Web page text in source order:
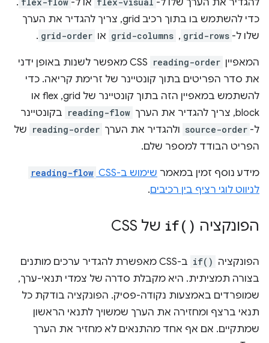
להגדיר את הערך שלו ל-
או ל-
.
כדי להשתמש בו בתוך רכיב grid, צריך להגדיר את הערך
שלו ל- grid-rows
,‏
grid-columns או grid-order
.
המאפיין reading-order
CSS מאפשר לשנות באופן ידני
את סדר הפריטים בתוך קונטיינר של זרימת קריאה. כדי
להשתמש במאפיין הזה בתוך קונטיינר של grid,‏ flex או
block, צריך להגדיר את הערך
reading-flow בקונטיינר
ל- source-order ולהגדיר את הערך reading-order של
הפריט הבודד למספר שלם.
מידע נוסף זמין במאמר שימוש ב-CSS reading-flow
לניווט לוגי רציף בין רכיבים.
הפונקציה if( ) של CSS
הפונקציה if()
ב-CSS מאפשרת להגדיר ערכים מותנים
בצורה תמציתית. היא מקבלת סדרה של צמדי תנאי-ערך,
שמופרדים באמצעות נקודה-פסיק. הפונקציה בודקת כל
תנאי ברצף ומחזירה את הערך שמשויך לתנאי הראשון
שמתקיים. אם אף אחד מהתנאים לא מחזיר את הערך